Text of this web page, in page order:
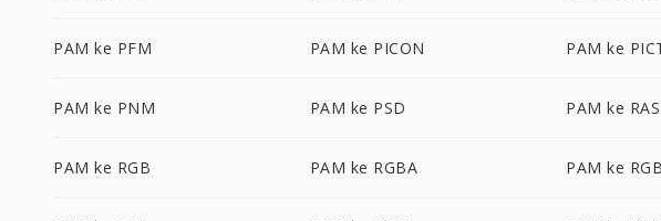
PAM ke PFM PAM ke PICON PAM ke
PAM ke PNM PAM ke PSD PAM ke RAS
PAM ke RGB PAM ke RGBA PAM ke